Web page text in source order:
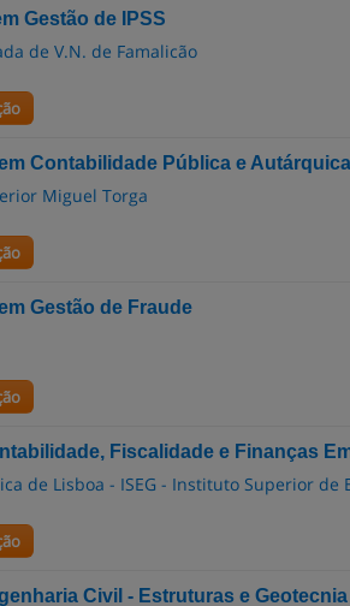
Gestão de IPSS
de V.N. de Famalicão
Contabilidade Pública e Autárquica
Miguel Torga
Gestão de Fraude
Fiscalidade e Finanças
de Lisboa - ISEG - Instituto Superior de
Civil - Estruturas e Geotecnia